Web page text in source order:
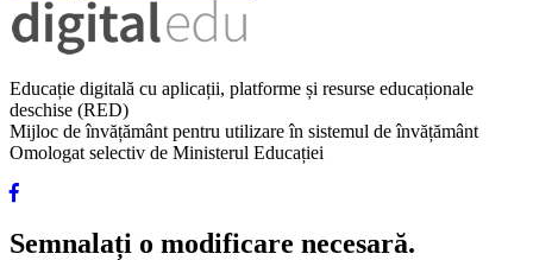
Educație digitală cu aplicații, platforme și resurse educaționale
deschise (RED)
Mijloc de învățământ pentru utilizare în sistemul de învățământ
Omologat selectiv de Ministerul Educației
Semnalați o modificare necesară.